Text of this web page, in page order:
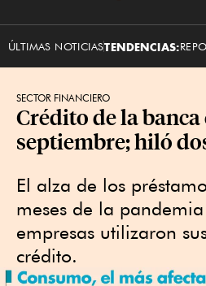
ÚLTIMAS NOTICIASTENDENCIAS:
SECTOR FINANCIERO
Crédito de la banca
septiembre; hiló
El alza de los
meses de la
empresas utilizaron
crédito.